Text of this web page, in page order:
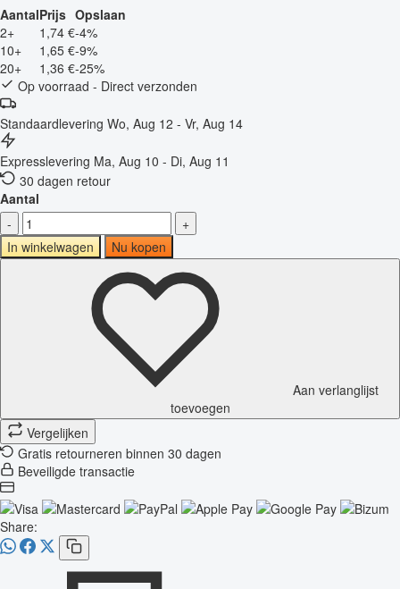
AantalPrijs Opslaan
2+
1,74 €-4%
10+
1,65 €-9%
20+
1,36 €-25%
Op voorraad - Direct verzonden
Standaardlevering Wo, Aug 12 - Vr, Aug 14
Expresslevering Ma, Aug 10 - Di, Aug 11
30 dagen retour
Aantal
-
+
In winkelwagen
Nu kopen
Aan verlanglijst
toevoegen
Vergelijken
Gratis retourneren binnen 30 dagen
Beveiligde transactie
Share: